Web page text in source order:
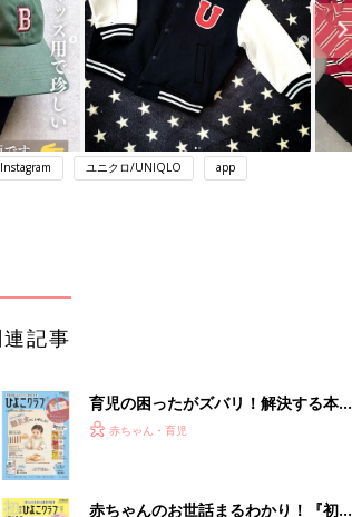
Instagram ユニクロ/UNIQLO app
記事
育児の困ったがズバリ！解決する本
『ひよこクラブ 秋号』 4カ月～2才
赤ちゃん・育児
赤ちゃんのお世話まるわかり！『初め